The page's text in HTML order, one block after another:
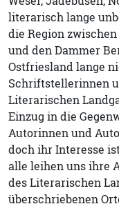
literarisch lange
die Region
und den Dammer
Ostfriesland lange
Schriftstellerinnen
Literarischen
Einzug in die
Autorinnen und
doch ihr Interesse
alle leihen uns ihre
des Literarischen
überschriebenen